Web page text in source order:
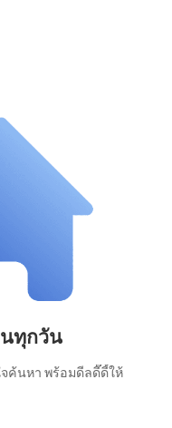
ทุกวัน
ค้นหา พร้อมดีลดี๊ดี้ให้